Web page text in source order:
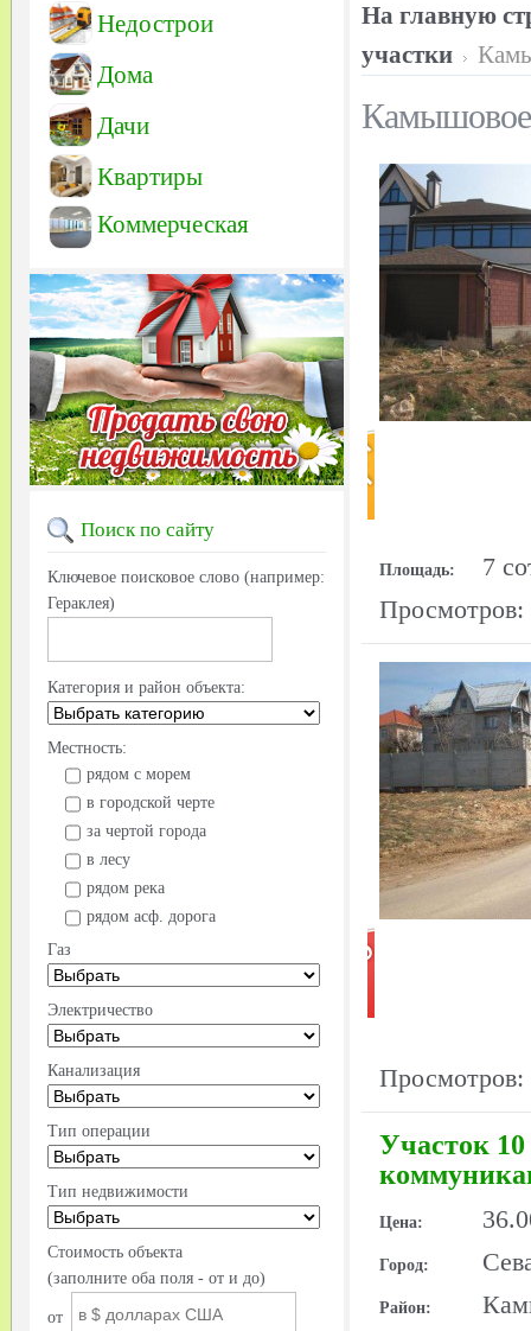
Недострои
Дома
Дачи
Квартиры
Коммерческая
Поискпо сайту
Ключевое поисковое слово (например:
Гераклея)
Категория и район объекта:
Местность:
рядом с морем
в городской черте
за чертой города
в лесу
рядом река
рядом асф. дорога
Газ
Электричество
Канализация
Тип операции
Тип недвижимости
Стоимость объекта
(заполните оба поля - от и до)
от
На главную
участки
Площадь:
7
Просмотров:
Просмотров:
Участок
Цена:
Город:
Район: